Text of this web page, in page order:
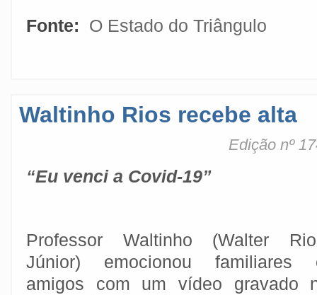
Fonte: O Estado do Triângulo
Waltinho Rios recebe alta
Edição nº
“Eu venci a Covid-19”
Professor Waltinho (Walter
Júnior) emocionou familiares
amigos com um vídeo gravado